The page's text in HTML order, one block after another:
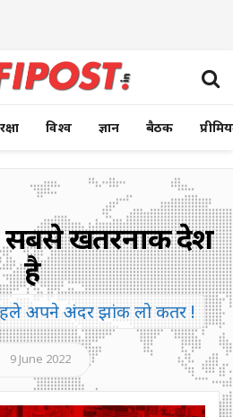
रक्षा विश्व ज्ञान बैठक
सबसे खतरनाक देश
है
पहले अपने अंदर झांक लो कतर !
9 June 2022